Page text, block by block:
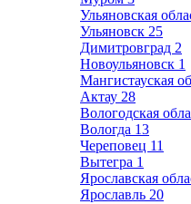
Ульяновская
Ульяновск 25
Димитровград 2
Новоульяновск 1
Мангистауская
Актау 28
Вологодская
Вологда 13
Череповец 11
Вытегра 1
Ярославская
Ярославль 20